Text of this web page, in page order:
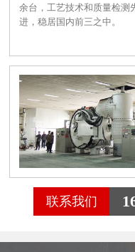
余台，工艺技术和质量检测
进，稳居国内前三之中。
联系我们